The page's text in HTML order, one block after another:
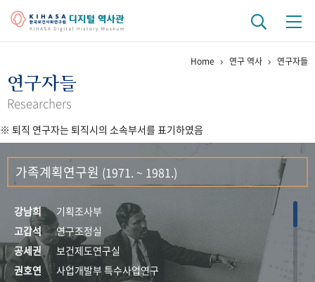
걸어온 길 기관 변천사
연구 역사
정책과 연구 키워드로 보는 연구 역사
연구자들
간행물 변천사
기록물 아카이브
사진 아카이브 문서 기록물 행정박물 영상 기록물
Home 연구 역사 연구자들
연구자들
Researchers
※ 퇴직 연구자는 퇴직시의 소속부서를 표기하였음
가족계획연구원 (1971. ~ 1981.)
강남희
기획조사부
고갑석
연구조정실
공세권
보건제도연구실
권호연
사업개발부 특수사업연구